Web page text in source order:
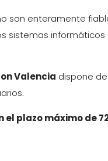
son enteramente
Valencia dispone
plazo máximo de